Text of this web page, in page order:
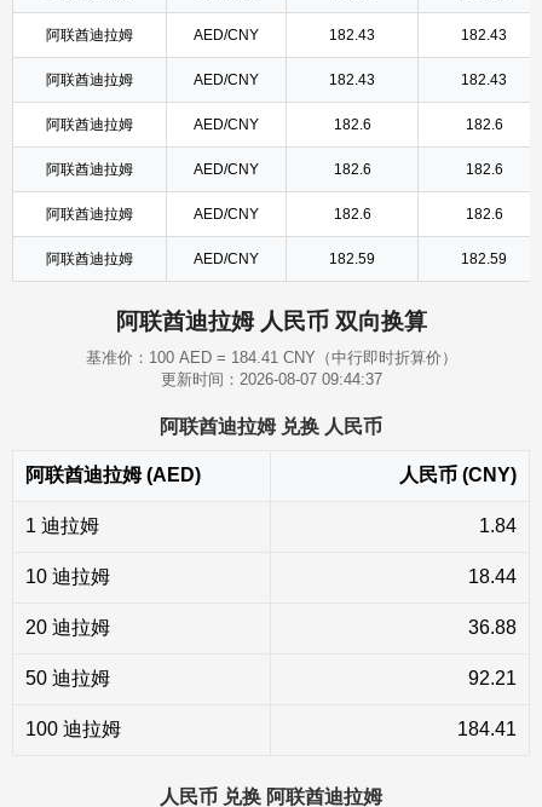
阿联酋迪拉姆 AED/CNY 182.43 182.43
阿联酋迪拉姆 AED/CNY 182.43 182.43
阿联酋迪拉姆 AED/CNY 182.6 182.6
阿联酋迪拉姆 AED/CNY 182.6 182.6
阿联酋迪拉姆 AED/CNY 182.6 182.6
阿联酋迪拉姆 AED/CNY 182.59 182.59
阿联酋迪拉姆 人民币 双向换算
基准价：100 AED = 184.41 CNY（中行即时折算价）
更新时间：2026-08-07 09:44:37
阿联酋迪拉姆 兑换 人民币
阿联酋迪拉姆 (AED) 人民币 (CNY)
1 迪拉姆 1.84
10 迪拉姆 18.44
20 迪拉姆 36.88
50 迪拉姆 92.21
100 迪拉姆 184.41
人民币 兑换 阿联酋迪拉姆